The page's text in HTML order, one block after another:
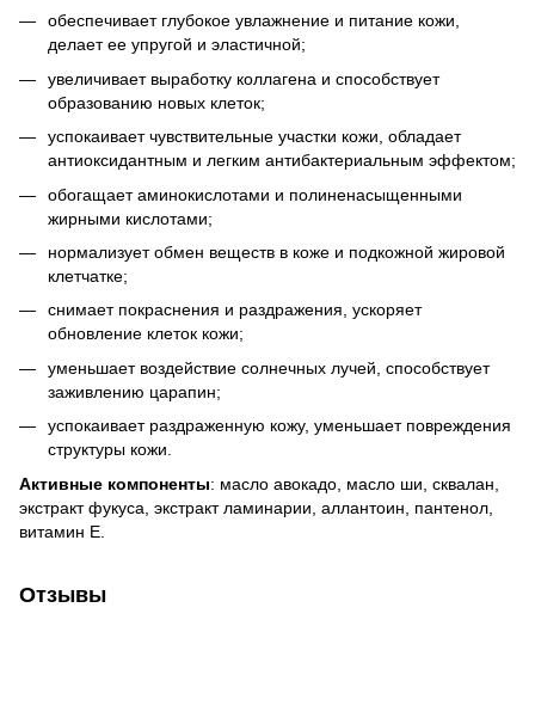
обеспечивает глубокое увлажнение и питание кожи,
делает ее упругой и эластичной;
увеличивает выработку коллагена и способствует
образованию новых клеток;
успокаивает чувствительные участки кожи, обладает
антиоксидантным и легким антибактериальным эффектом;
обогащает аминокислотами и полиненасыщенными
жирными кислотами;
нормализует обмен веществ в коже и подкожной жировой
клетчатке;
снимает покраснения и раздражения, ускоряет
обновление клеток кожи;
уменьшает воздействие солнечных лучей, способствует
заживлению царапин;
успокаивает раздраженную кожу, уменьшает повреждения
структуры кожи.
Активные компоненты: масло авокадо, масло ши, сквалан,
экстракт фукуса, экстракт ламинарии, аллантоин, пантенол,
витамин Е.
Отзывы